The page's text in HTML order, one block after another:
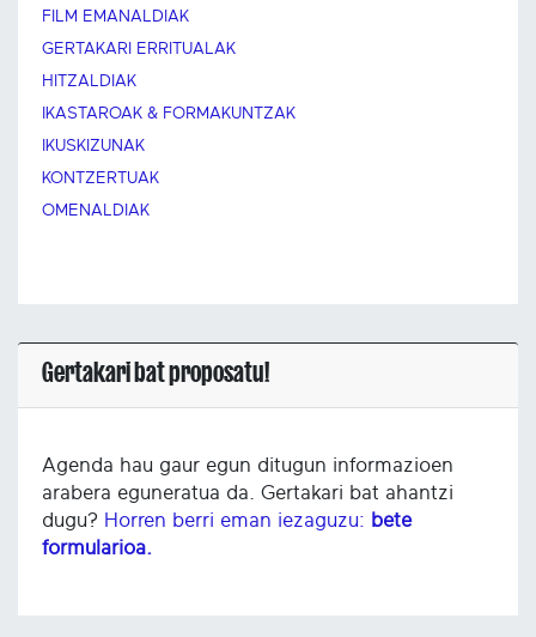
FILM EMANALDIAK
GERTAKARI ERRITUALAK
HITZALDIAK
IKASTAROAK & FORMAKUNTZAK
IKUSKIZUNAK
KONTZERTUAK
OMENALDIAK
Gertakari bat proposatu!
Agenda hau gaur egun ditugun informazioen
arabera eguneratua da. Gertakari bat ahantzi
dugu? Horren berri eman iezaguzu: bete
formularioa.